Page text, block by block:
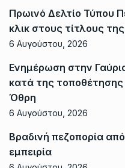
Πρωινό Δελτίο Τύπου
κλικ στους τίτλους
6 Αυγούστου, 2026
Ενημέρωση στην
κατά της
Όθρη
6 Αυγούστου, 2026
Βραδινή πεζοπορία
εμπειρία